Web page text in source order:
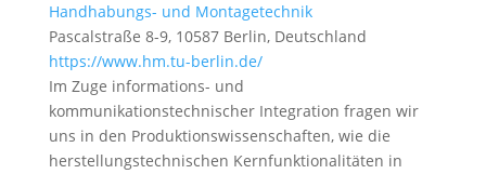
Handhabungs- und Montagetechnik
Pascalstraße 8-9, 10587 Berlin, Deutschland
https://www.hm.tu-berlin.de/
Im Zuge informations- und
kommunikationstechnischer Integration fragen wir
uns in den Produktionswissenschaften, wie die
herstellungstechnischen Kernfunktionalitäten in